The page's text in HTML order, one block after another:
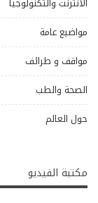
مواضيع عامة
مواقف و طرائف
الصحة والطب
حول العالم
مكتبة الفيديو